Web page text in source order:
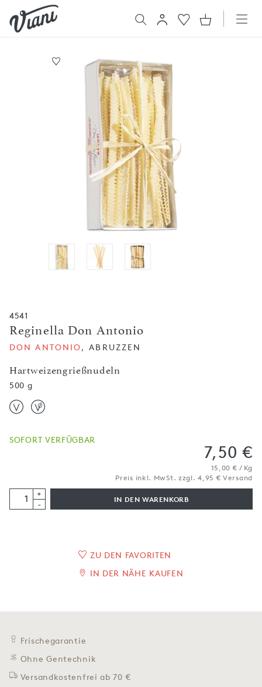
4541
Reginella Don Antonio
Hartweizengrießnudeln
DON ANTONIO, ABRUZZEN
500 g
SOFORT VERFÜGBAR
7,50 €
15,00 € / Kg
Preis inkl. MwSt. zzgl. 4,95 € Versand
+
-
IN DEN WARENKORB
ZU DEN FAVORITEN
IN DER NÄHE KAUFEN
Frischegarantie
Ohne Gentechnik
Versandkostenfrei ab 70 €